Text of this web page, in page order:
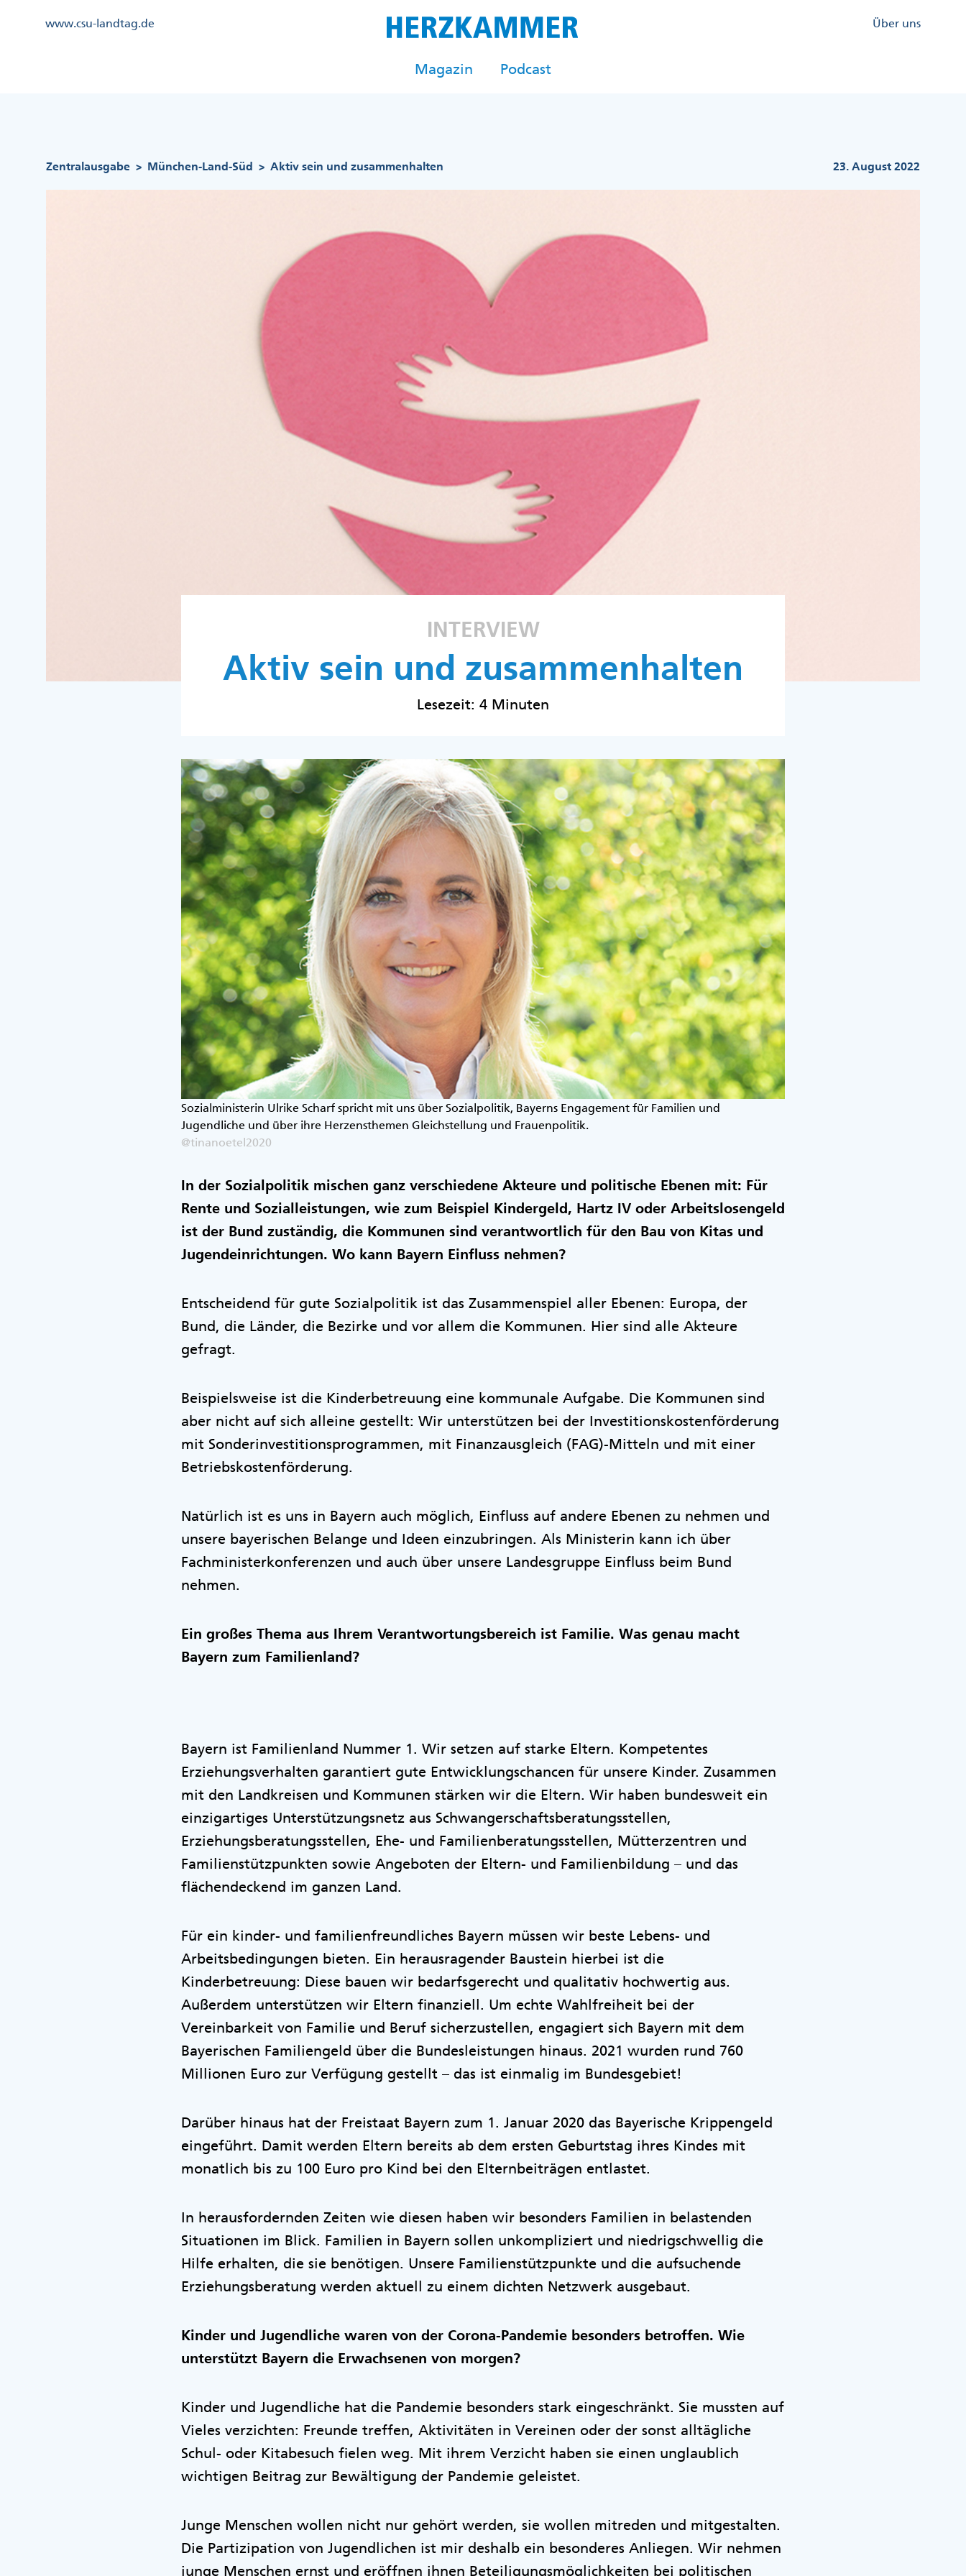
Kopfzeile
www.csu-landtag.de
Kopfzeile
Über uns
Magazin Podcast
Zentralausgabe > München-Land-Süd > Aktiv sein und zusammenhalten 23. August 2022
INTERVIEW
Aktiv sein und zusammenhalten
Lesezeit: 4 Minuten
Sozialministerin Ulrike Scharf spricht mit uns über Sozialpolitik, Bayerns Engagement für Familien und
Jugendliche und über ihre Herzensthemen Gleichstellung und Frauenpolitik.
@tinanoetel2020
In der Sozialpolitik mischen ganz verschiedene Akteure und politische Ebenen mit: Für
Rente und Sozialleistungen, wie zum Beispiel Kindergeld, Hartz IV oder Arbeitslosengeld
ist der Bund zuständig, die Kommunen sind verantwortlich für den Bau von Kitas und
Jugendeinrichtungen. Wo kann Bayern Einfluss nehmen?
Entscheidend für gute Sozialpolitik ist das Zusammenspiel aller Ebenen: Europa, der
Bund, die Länder, die Bezirke und vor allem die Kommunen. Hier sind alle Akteure
gefragt.
Beispielsweise ist die Kinderbetreuung eine kommunale Aufgabe. Die Kommunen sind
aber nicht auf sich alleine gestellt: Wir unterstützen bei der Investitionskostenförderung
mit Sonderinvestitionsprogrammen, mit Finanzausgleich (FAG)-Mitteln und mit einer
Betriebskostenförderung.
Natürlich ist es uns in Bayern auch möglich, Einfluss auf andere Ebenen zu nehmen und
unsere bayerischen Belange und Ideen einzubringen. Als Ministerin kann ich über
Fachministerkonferenzen und auch über unsere Landesgruppe Einfluss beim Bund
nehmen.
Ein großes Thema aus Ihrem Verantwortungsbereich ist Familie. Was genau macht
Bayern zum Familienland?
Bayern ist Familienland Nummer 1. Wir setzen auf starke Eltern. Kompetentes
Erziehungsverhalten garantiert gute Entwicklungschancen für unsere Kinder. Zusammen
mit den Landkreisen und Kommunen stärken wir die Eltern. Wir haben bundesweit ein
einzigartiges Unterstützungsnetz aus Schwangerschaftsberatungsstellen,
Erziehungsberatungsstellen, Ehe- und Familienberatungsstellen, Mütterzentren und
Familienstützpunkten sowie Angeboten der Eltern- und Familienbildung – und das
flächendeckend im ganzen Land.
Für ein kinder- und familienfreundliches Bayern müssen wir beste Lebens- und
Arbeitsbedingungen bieten. Ein herausragender Baustein hierbei ist die
Kinderbetreuung: Diese bauen wir bedarfsgerecht und qualitativ hochwertig aus.
Außerdem unterstützen wir Eltern finanziell. Um echte Wahlfreiheit bei der
Vereinbarkeit von Familie und Beruf sicherzustellen, engagiert sich Bayern mit dem
Bayerischen Familiengeld über die Bundesleistungen hinaus. 2021 wurden rund 760
Millionen Euro zur Verfügung gestellt – das ist einmalig im Bundesgebiet!
Darüber hinaus hat der Freistaat Bayern zum 1. Januar 2020 das Bayerische Krippengeld
eingeführt. Damit werden Eltern bereits ab dem ersten Geburtstag ihres Kindes mit
monatlich bis zu 100 Euro pro Kind bei den Elternbeiträgen entlastet.
In herausfordernden Zeiten wie diesen haben wir besonders Familien in belastenden
Situationen im Blick. Familien in Bayern sollen unkompliziert und niedrigschwellig die
Hilfe erhalten, die sie benötigen. Unsere Familienstützpunkte und die aufsuchende
Erziehungsberatung werden aktuell zu einem dichten Netzwerk ausgebaut.
Kinder und Jugendliche waren von der Corona-Pandemie besonders betroffen. Wie
unterstützt Bayern die Erwachsenen von morgen?
Kinder und Jugendliche hat die Pandemie besonders stark eingeschränkt. Sie mussten auf
Vieles verzichten: Freunde treffen, Aktivitäten in Vereinen oder der sonst alltägliche
Schul- oder Kitabesuch fielen weg. Mit ihrem Verzicht haben sie einen unglaublich
wichtigen Beitrag zur Bewältigung der Pandemie geleistet.
Junge Menschen wollen nicht nur gehört werden, sie wollen mitreden und mitgestalten.
Die Partizipation von Jugendlichen ist mir deshalb ein besonderes Anliegen. Wir nehmen
junge Menschen ernst und eröffnen ihnen Beteiligungsmöglichkeiten bei politischen